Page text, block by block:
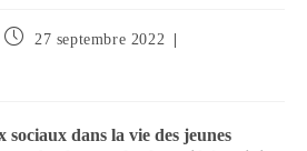
27 septembre 2022
sociaux dans la vie des jeunes